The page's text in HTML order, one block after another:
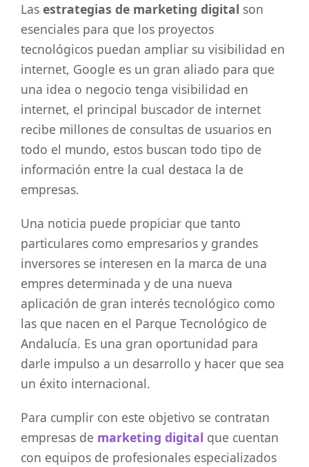
Las estrategias de marketing digital son
esenciales para que los proyectos
tecnológicos puedan ampliar su visibilidad en
internet, Google es un gran aliado para que
una idea o negocio tenga visibilidad en
internet, el principal buscador de internet
recibe millones de consultas de usuarios en
todo el mundo, estos buscan todo tipo de
información entre la cual destaca la de
empresas.
Una noticia puede propiciar que tanto
particulares como empresarios y grandes
inversores se interesen en la marca de una
empres determinada y de una nueva
aplicación de gran interés tecnológico como
las que nacen en el Parque Tecnológico de
Andalucía. Es una gran oportunidad para
darle impulso a un desarrollo y hacer que sea
un éxito internacional.
Para cumplir con este objetivo se contratan
empresas de marketing digital que cuentan
con equipos de profesionales especializados